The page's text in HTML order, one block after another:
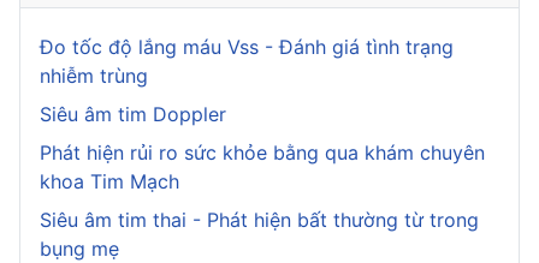
Đo tốc độ lắng máu Vss - Đánh giá tình trạng
nhiễm trùng
Siêu âm tim Doppler
Phát hiện rủi ro sức khỏe bằng qua khám chuyên
khoa Tim Mạch
Siêu âm tim thai - Phát hiện bất thường từ trong
bụng mẹ